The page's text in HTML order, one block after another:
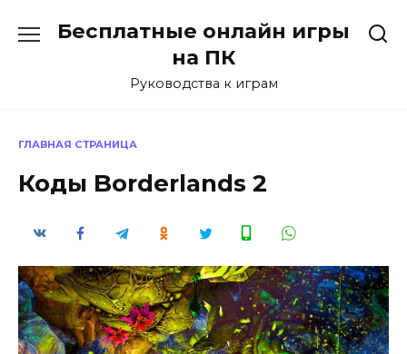
Бесплатные онлайн игры
на ПК
Руководства к играм
ГЛАВНАЯ СТРАНИЦА
Коды Borderlands 2